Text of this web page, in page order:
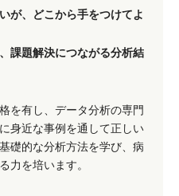
が、どこから手をつけてよ
課題解決につながる分析結
を有し、データ分析の専門
身近な事例を通して正しい
礎的な分析方法を学び、病
力を培います。